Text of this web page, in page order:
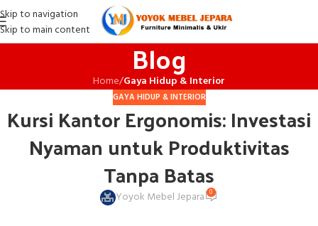
Skip to navigation
Skip to main content
Blog
Home/Gaya Hidup & Interior
GAYA HIDUP & INTERIOR
Kursi Kantor Ergonomis: Investasi
Nyaman untuk Produktivitas
Tanpa Batas
Yoyok Mebel Jepara 0